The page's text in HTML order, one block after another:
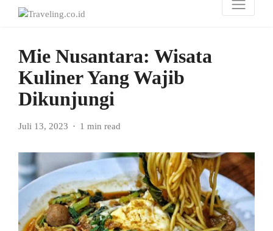
Mie Nusantara: Wisata
Kuliner Yang Wajib
Dikunjungi
Juli 13, 2023 1 min read